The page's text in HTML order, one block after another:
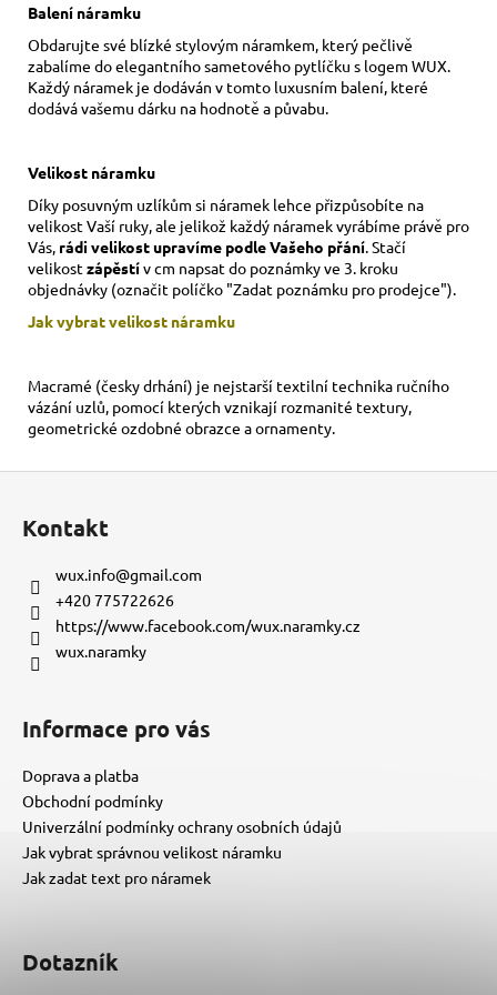
Balení náramku
Obdarujte své blízké stylovým náramkem, který pečlivě
zabalíme do elegantního sametového pytlíčku s logem WUX.
Každý náramek je dodáván v tomto luxusním balení, které
dodává vašemu dárku na hodnotě a půvabu.
Velikost náramku
Díky posuvným uzlíkům si náramek lehce přizpůsobíte na
velikost Vaší ruky, ale jelikož každý náramek vyrábíme právě pro
Vás, rádi velikost upravíme podle Vašeho přání . Stačí
velikostzápěstív cm napsat do poznámky ve 3. kroku
objednávky (označit políčko "Zadat poznámku pro prodejce").
Jak vybrat velikost náramku
Macramé (česky drhání) je nejstarší textilní technika ručního
vázání uzlů, pomocí kterých vznikají rozmanité textury,
geometrické ozdobné obrazce a ornamenty.
Kontakt
wux.info@gmail.com
+420 775722626
https://www.facebook.com/wux.naramky.cz
wux.naramky
Informace pro vás
Doprava a platba
Obchodní podmínky
Univerzální podmínky ochrany osobních údajů
Jak vybrat správnou velikost náramku
Jak zadat text pro náramek
Dotazník